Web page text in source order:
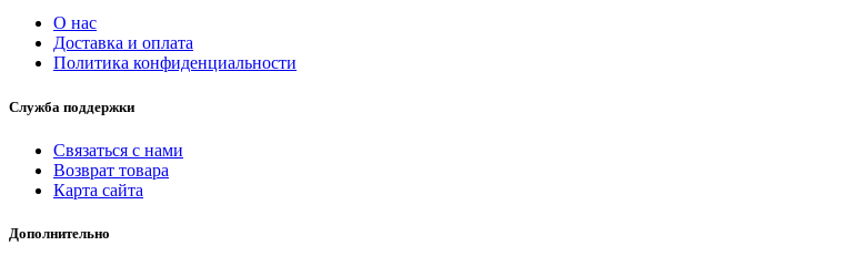
О нас
Доставка и оплата
Политика конфиденциальности
Служба поддержки
Связаться с нами
Возврат товара
Карта сайта
Дополнительно